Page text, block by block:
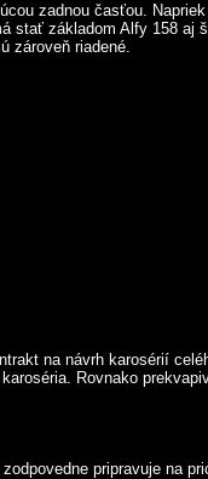
zadnou časťou.
základom Alfy 158
zároveň riadené.
na návrh karosérií
Rovnako
pripravuje na